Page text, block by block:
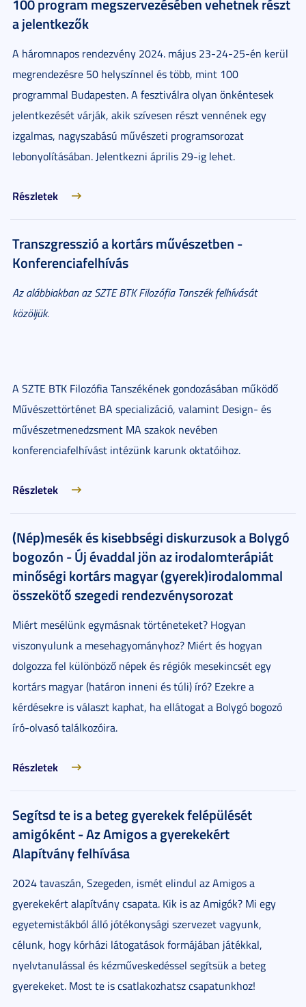
a jelentkezők
A háromnapos rendezvény 2024. május 23-24-25-én kerül
megrendezésre 50 helyszínnel és több, mint 100
programmal Budapesten. A fesztiválra olyan önkéntesek
jelentkezését várják, akik szívesen részt vennének egy
izgalmas, nagyszabású művészeti programsorozat
lebonyolításában. Jelentkezni április 29-ig lehet.
Részletek
Transzgresszió a kortárs művészetben -
Konferenciafelhívás
Az alábbiakban az SZTE BTK Filozófia Tanszék felhívását
közöljük.
A SZTE BTK Filozófia Tanszékének gondozásában működő
Művészettörténet BA specializáció, valamint Design- és
művészetmenedzsment MA szakok nevében
konferenciafelhívást intézünk karunk oktatóihoz.
Részletek
(Nép)mesék és kisebbségi diskurzusok a Bolygó
bogozón - Új évaddal jön az irodalomterápiát
minőségi kortárs magyar (gyerek)irodalommal
összekötő szegedi rendezvénysorozat
Miért mesélünk egymásnak történeteket? Hogyan
viszonyulunk a mesehagyományhoz? Miért és hogyan
dolgozza fel különböző népek és régiók mesekincsét egy
kortárs magyar (határon inneni és túli) író? Ezekre a
kérdésekre is választ kaphat, ha ellátogat a Bolygó bogozó
író-olvasó találkozóira.
Részletek
Segítsd te is a beteg gyerekek felépülését
amigóként - Az Amigos a gyerekekért
Alapítvány felhívása
2024 tavaszán, Szegeden, ismét elindul az Amigos a
gyerekekért alapítvány csapata. Kik is az Amigók? Mi egy
egyetemistákból álló jótékonysági szervezet vagyunk,
célunk, hogy kórházi látogatások formájában játékkal,
nyelvtanulással és kézműveskedéssel segítsük a beteg
gyerekeket. Most te is csatlakozhatsz csapatunkhoz!